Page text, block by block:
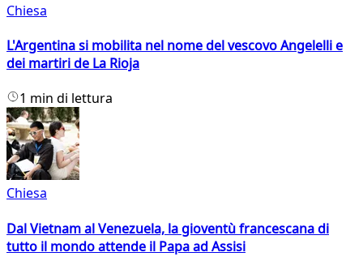
Chiesa
L'Argentina si mobilita nel nome del vescovo Angelelli e
dei martiri de La Rioja
1 min di lettura
Chiesa
Dal Vietnam al Venezuela, la gioventù francescana di
tutto il mondo attende il Papa ad Assisi